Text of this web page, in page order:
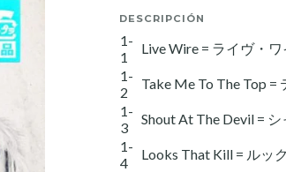
DESCRIPCIÓN
1-
1
Live Wire = ライヴ・
1-
2
Take Me To The Top
1-
3
Shout At The Devil =
1-
4
Looks That Kill = ルッ